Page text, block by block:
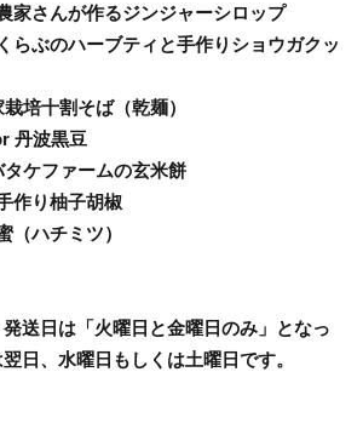
さんが作るジンジャーシロップ
ぶのハーブティと手作りショウガクッ
培十割そば（乾麺）
丹波黒豆
ケファームの玄米餅
作り柚子胡椒
ハチミツ）
送日は「火曜日と金曜日のみ」となっ
日、水曜日もしくは土曜日です。